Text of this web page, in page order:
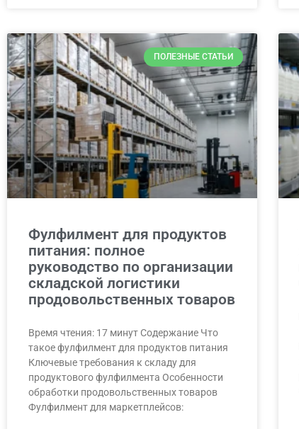
ПОЛЕЗНЫЕ СТАТЬИ
Фулфилмент для продуктов
питания: полное
руководство по организации
складской логистики
продовольственных товаров
Время чтения: 17 минут Содержание Что
такое фулфилмент для продуктов питания
Ключевые требования к складу для
продуктового фулфилмента Особенности
обработки продовольственных товаров
Фулфилмент для маркетплейсов: